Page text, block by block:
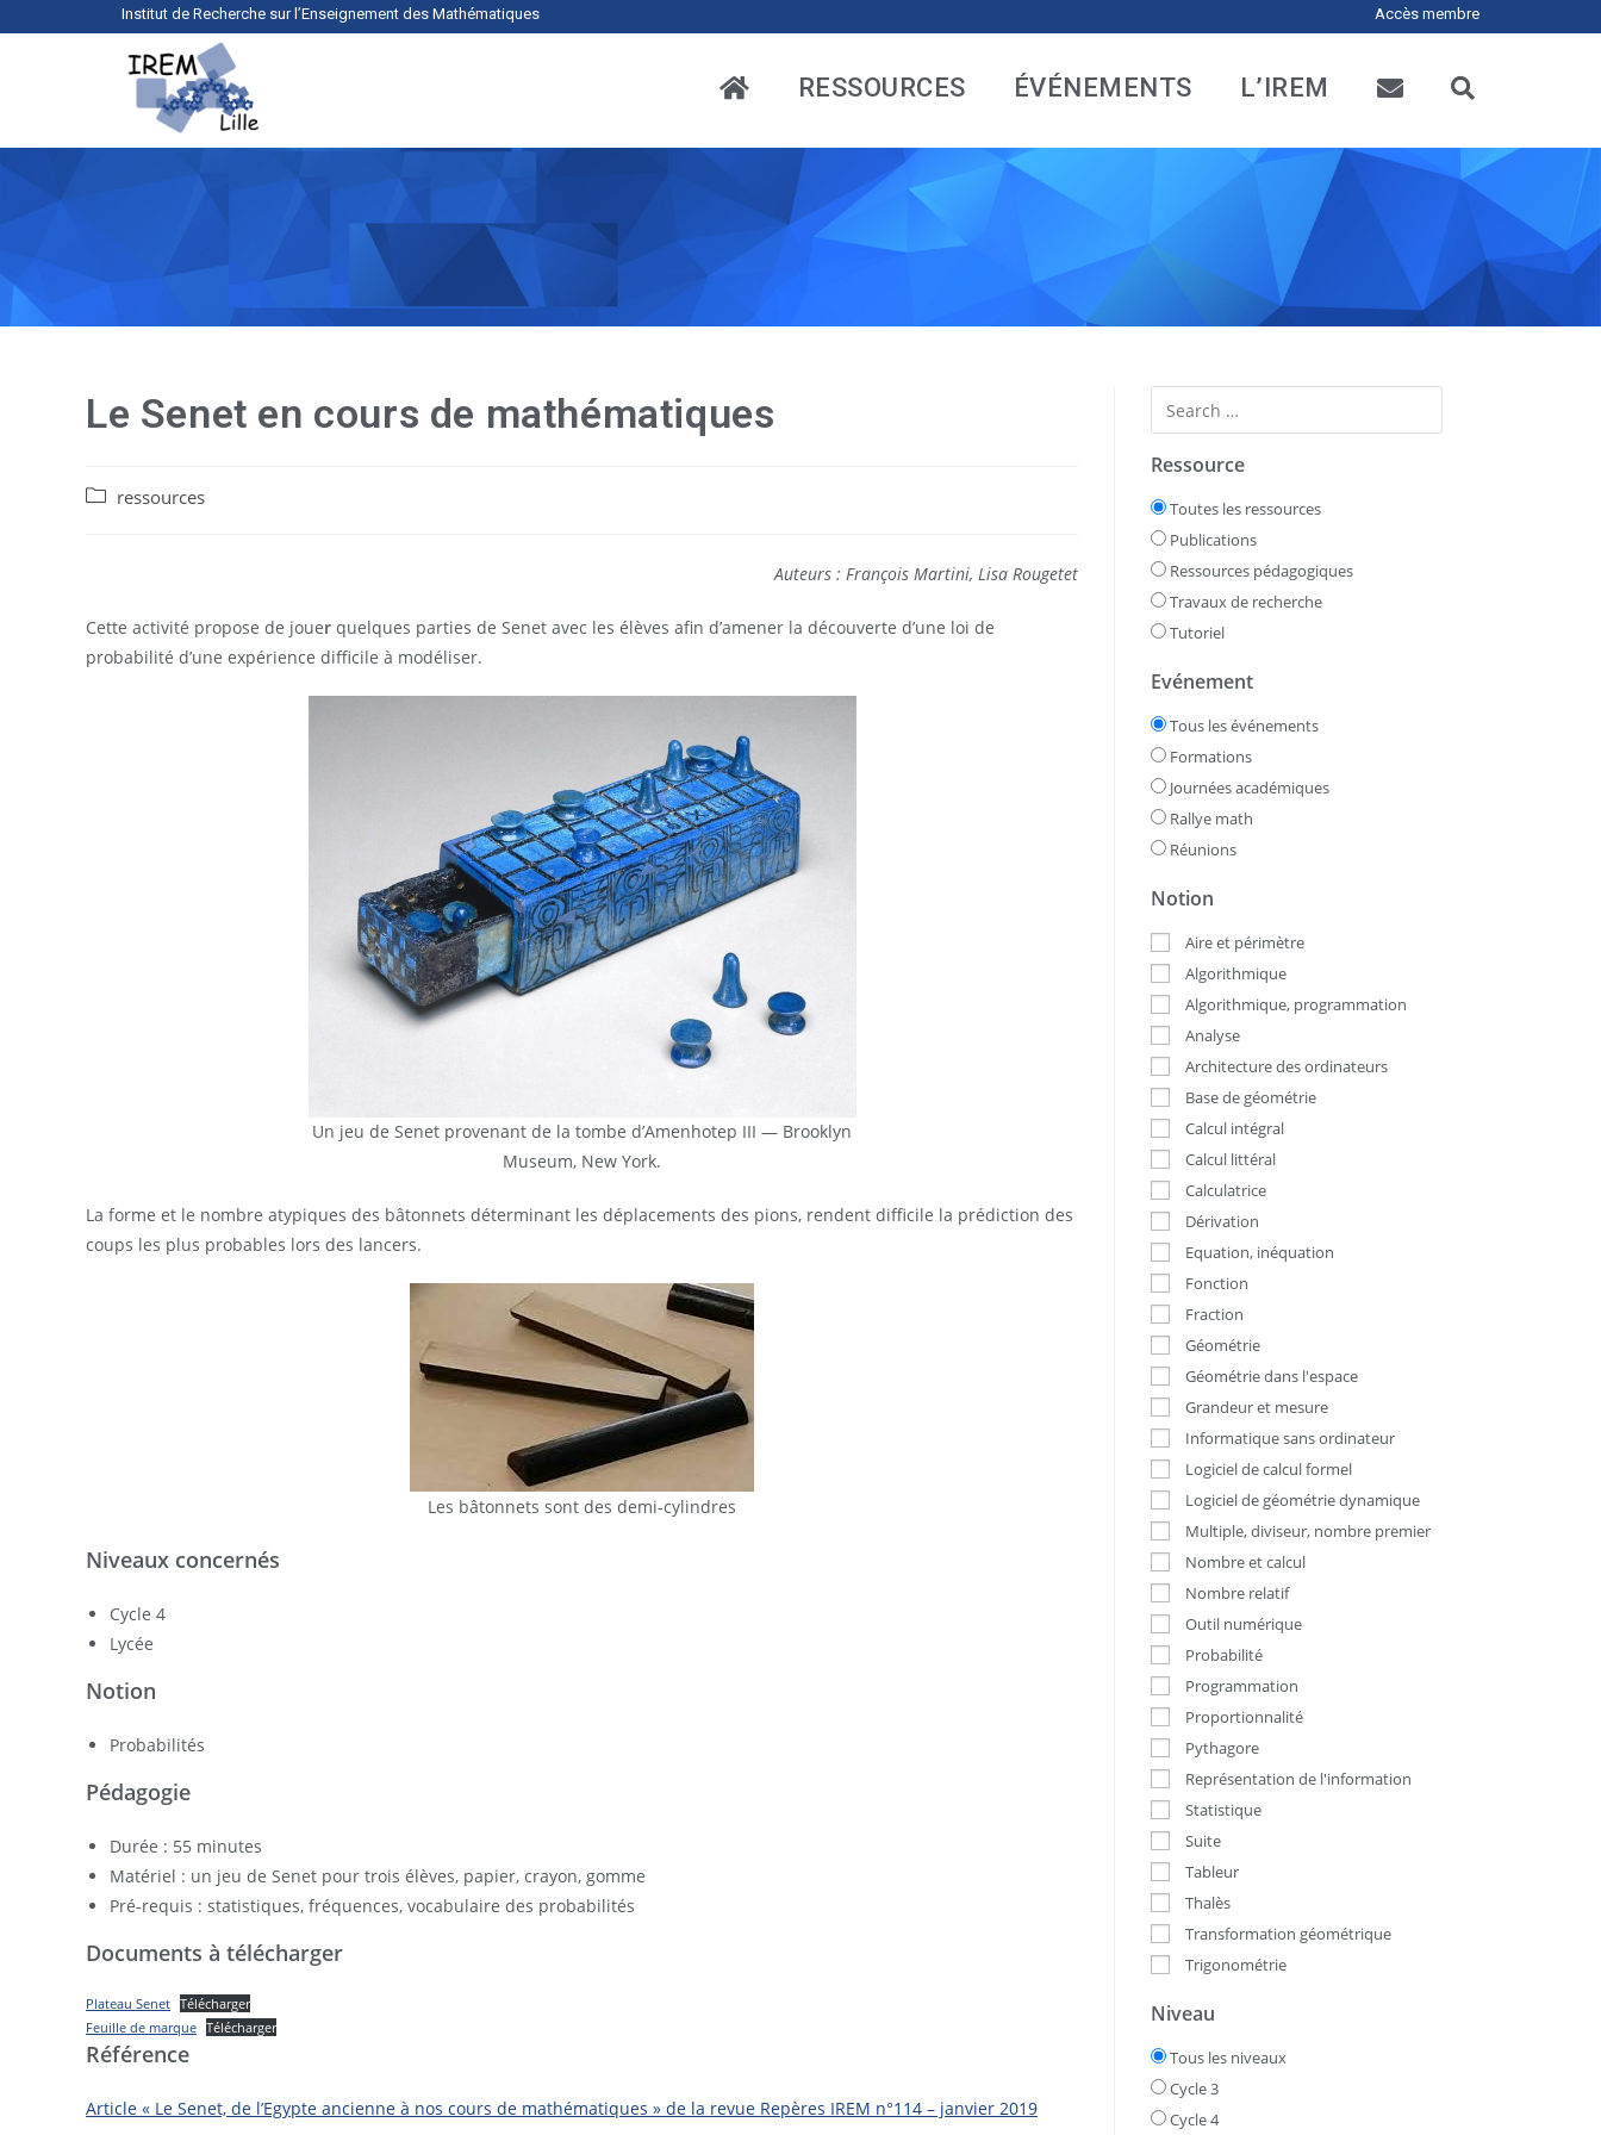
Institut de Recherche sur l’Enseignement des Mathématiques Accès membre
RESSOURCES ÉVÉNEMENTS L’IREM
Le Senet en cours de mathématiques
ressources
Auteurs : François Martini, Lisa Rougetet
Cette activité propose de jouer quelques parties de Senet avec les élèves afin d’amener la découverte d’une loi de
probabilité d’une expérience difficile à modéliser.
Un jeu de Senet provenant de la tombe d’Amenhotep III — Brooklyn
Museum, New York.
La forme et le nombre atypiques des bâtonnets déterminant les déplacements des pions, rendent difficile la prédiction des
coups les plus probables lors des lancers.
Les bâtonnets sont des demi-cylindres
Niveaux concernés
Cycle 4
Lycée
Notion
Probabilités
Pédagogie
Durée : 55 minutes
Matériel : un jeu de Senet pour trois élèves, papier, crayon, gomme
Pré-requis : statistiques, fréquences, vocabulaire des probabilités
Documents à télécharger
Plateau Senet Télécharger
Feuille de marque Télécharger
Référence
Article « Le Senet, de l’Egypte ancienne à nos cours de mathématiques » de la revue Repères IREM n°114 – janvier 2019
Ressource
Toutes les ressources
Publications
Ressources pédagogiques
Travaux de recherche
Tutoriel
Evénement
Tous les événements
Formations
Journées académiques
Rallye math
Réunions
Notion
Aire et périmètre
Algorithmique
Algorithmique, programmation
Analyse
Architecture des ordinateurs
Base de géométrie
Calcul intégral
Calcul littéral
Calculatrice
Dérivation
Equation, inéquation
Fonction
Fraction
Géométrie
Géométrie dans l'espace
Grandeur et mesure
Informatique sans ordinateur
Logiciel de calcul formel
Logiciel de géométrie dynamique
Multiple, diviseur, nombre premier
Nombre et calcul
Nombre relatif
Outil numérique
Probabilité
Programmation
Proportionnalité
Pythagore
Représentation de l'information
Statistique
Suite
Tableur
Thalès
Transformation géométrique
Trigonométrie
Niveau
Tous les niveaux
Cycle 3
Cycle 4